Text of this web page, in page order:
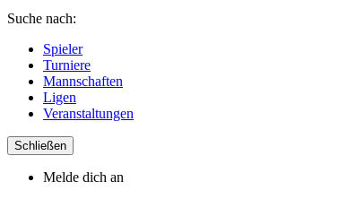
Suche nach:
Spieler
Turniere
Mannschaften
Ligen
Veranstaltungen
Schließen
Melde dich an